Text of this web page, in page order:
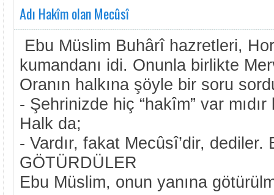
Adı Hakîm olan Mecûsî
Ebu Müslim Buhârî hazretleri,
kumandanı idi. Onunla birlikte
Oranın halkına şöyle bir soru
- Şehrinizde hiç “hakîm” var
Halk da;
- Vardır, fakat Mecûsî’dir, dediler.
GÖTÜRDÜLER
Ebu Müslim, onun yanına